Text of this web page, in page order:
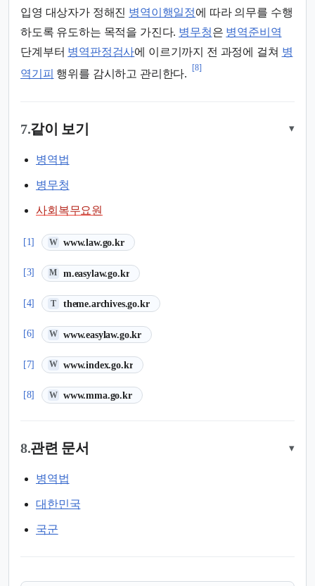
입영 대상자가 정해진 병역이행일정에 따라 의무를 수행
하도록 유도하는 목적을 가진다. 병무청은 병역준비역
단계부터 병역판정검사에 이르기까지 전 과정에 걸쳐 병
역기피 행위를 감시하고 관리한다.
[8]
7.같이 보기 ▾
병역법
병무청
사회복무요원
[1] W www.law.go.kr
(새 탭에서 열림)
[3] M m.easylaw.go.kr
(새 탭에서 열림)
[4] T theme.archives.go.kr
(새 탭에서 열림)
[6] W www.easylaw.go.kr
(새 탭에서 열림)
[7] W www.index.go.kr
(새 탭에서 열림)
[8] W www.mma.go.kr
(새 탭에서 열림)
8.관련 문서 ▾
병역법
대한민국
국군